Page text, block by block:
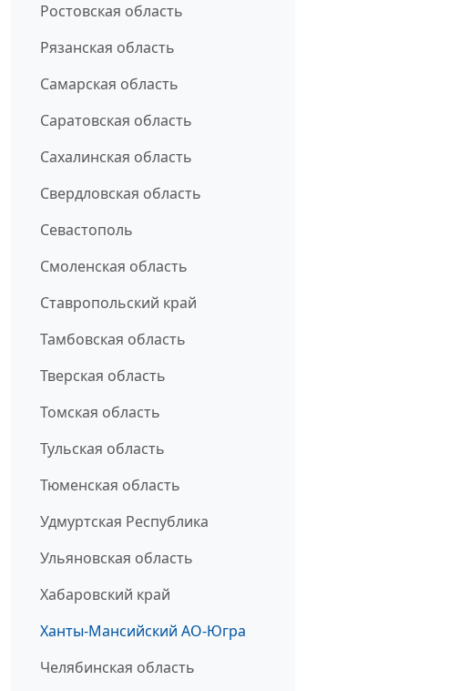
Ростовская область
Рязанская область
Самарская область
Саратовская область
Сахалинская область
Свердловская область
Севастополь
Смоленская область
Ставропольский край
Тамбовская область
Тверская область
Томская область
Тульская область
Тюменская область
Удмуртская Республика
Ульяновская область
Хабаровский край
Ханты-Мансийский АО-Югра
Челябинская область